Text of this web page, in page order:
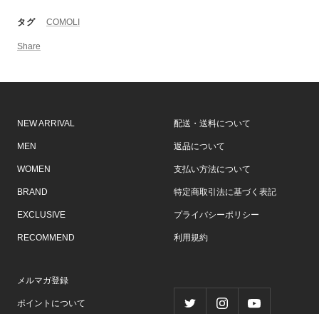
タグ COMOLI
Share
NEW ARRIVAL
MEN
WOMEN
BRAND
EXCLUSIVE
RECOMMEND
配送・送料について
返品について
支払い方法について
特定商取引法に基づく表記
プライバシーポリシー
利用規約
メルマガ登録
ポイントについて